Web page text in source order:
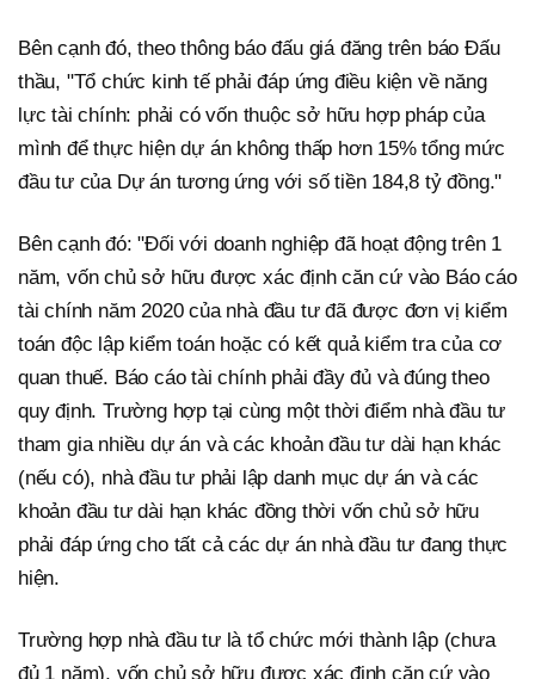
Bên cạnh đó, theo thông báo đấu giá đăng trên báo Đấu
thầu, "Tổ chức kinh tế phải đáp ứng điều kiện về năng
lực tài chính: phải có vốn thuộc sở hữu hợp pháp của
mình để thực hiện dự án không thấp hơn 15% tổng mức
đầu tư của Dự án tương ứng với số tiền 184,8 tỷ đồng."
Bên cạnh đó: "Đối với doanh nghiệp đã hoạt động trên 1
năm, vốn chủ sở hữu được xác định căn cứ vào Báo cáo
tài chính năm 2020 của nhà đầu tư đã được đơn vị kiểm
toán độc lập kiểm toán hoặc có kết quả kiểm tra của cơ
quan thuế. Báo cáo tài chính phải đầy đủ và đúng theo
quy định. Trường hợp tại cùng một thời điểm nhà đầu tư
tham gia nhiều dự án và các khoản đầu tư dài hạn khác
(nếu có), nhà đầu tư phải lập danh mục dự án và các
khoản đầu tư dài hạn khác đồng thời vốn chủ sở hữu
phải đáp ứng cho tất cả các dự án nhà đầu tư đang thực
hiện.
Trường hợp nhà đầu tư là tổ chức mới thành lập (chưa
đủ 1 năm), vốn chủ sở hữu được xác định căn cứ vào